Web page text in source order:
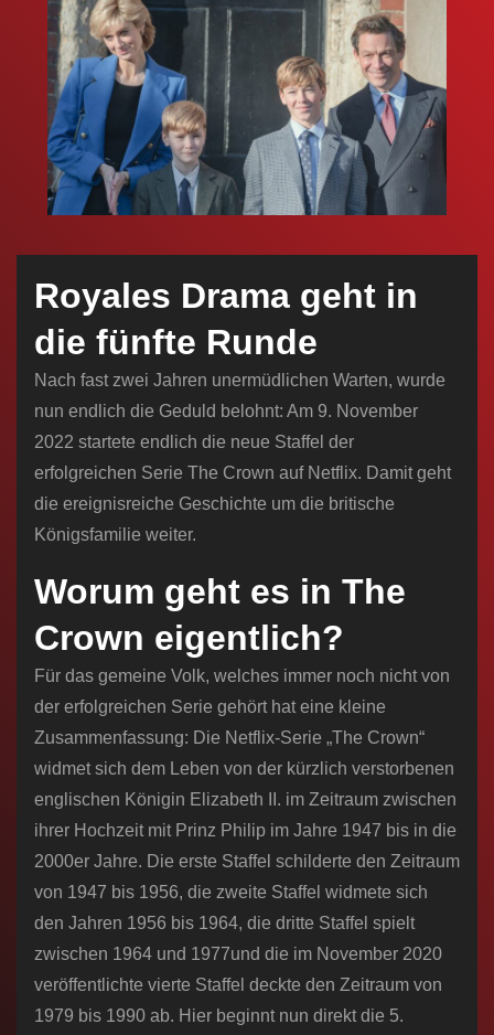
Royales Drama geht in
die fünfte Runde
Nach fast zwei Jahren unermüdlichen Warten, wurde
nun endlich die Geduld belohnt: Am 9. November
2022 startete endlich die neue Staffel der
erfolgreichen Serie The Crown auf Netflix. Damit geht
die ereignisreiche Geschichte um die britische
Königsfamilie weiter.
Worum geht es in The
Crown eigentlich?
Für das gemeine Volk, welches immer noch nicht von
der erfolgreichen Serie gehört hat eine kleine
Zusammenfassung: Die Netflix-Serie „The Crown“
widmet sich dem Leben von der kürzlich verstorbenen
englischen Königin Elizabeth II. im Zeitraum zwischen
ihrer Hochzeit mit Prinz Philip im Jahre 1947 bis in die
2000er Jahre. Die erste Staffel schilderte den Zeitraum
von 1947 bis 1956, die zweite Staffel widmete sich
den Jahren 1956 bis 1964, die dritte Staffel spielt
zwischen 1964 und 1977und die im November 2020
veröffentlichte vierte Staffel deckte den Zeitraum von
1979 bis 1990 ab. Hier beginnt nun direkt die 5.